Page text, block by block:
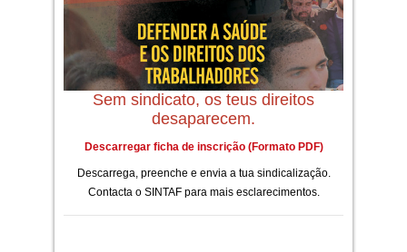
Sem sindicato, os teus direitos
desaparecem.
Descarregar ficha de inscrição (Formato PDF)
Descarrega, preenche e envia a tua sindicalização.
Contacta o SINTAF para mais esclarecimentos.